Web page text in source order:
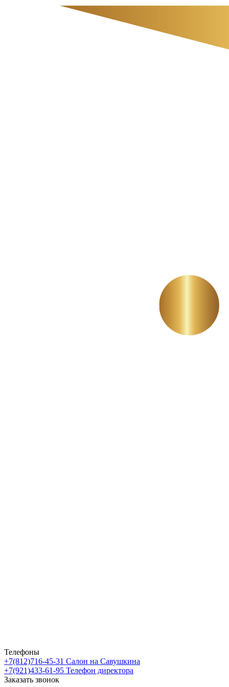
Телефоны
+7(812)716-45-31 Салон на Савушкина
+7(921)433-61-95 Телефон директора
Заказать звонок